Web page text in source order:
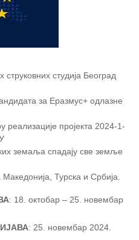
струковних студија Београд
за Еразмус+ одлазне
пројекта 2024-1-
земаља спадају све земље
Турска и Србија.
: 18. октобар – 25. новембар
: 25. новембар 2024.